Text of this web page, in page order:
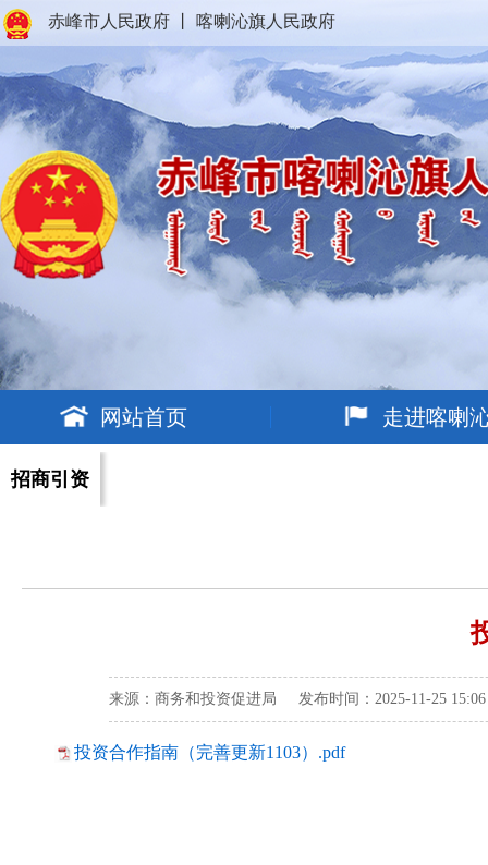
赤峰市人民政府 喀喇沁旗人民政府
网站首页 走进喀喇
招商引资
来源：商务和投资促进局 发布时间：2025-11-25
投资合作指南（完善更新1103）.pdf